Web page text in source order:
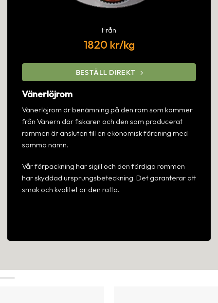
Från
1820 kr/kg
BESTÄLL DIREKT
Vänerlöjrom
Vänerlöjrom är benämning på den rom som kommer
från Vänern där fiskaren och den som producerat
rommen är ansluten till en ekonomisk förening med
samma namn.
Vår förpackning har sigill och den färdiga rommen
har skyddad ursprungsbeteckning. Det garanterar att
smak och kvalitet är den rätta.